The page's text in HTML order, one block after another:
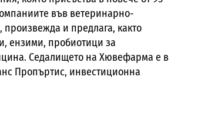
във ветеринарно-
и предлага, както
ензими, пробиотици за
Седалището на Хювефарма е в
Пропъртис, инвестиционна